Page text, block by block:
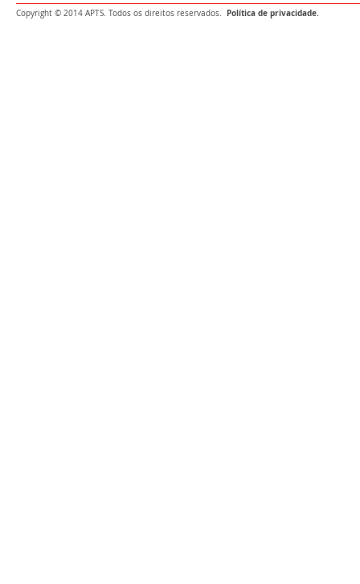
Copyright © 2014 APTS. Todos os direitos reservados. Política de privacidade.